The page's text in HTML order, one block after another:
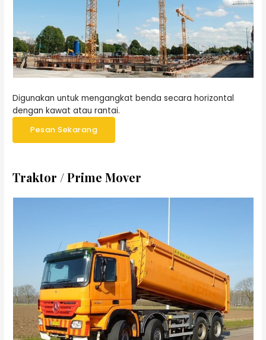
Digunakan untuk mengangkat benda secara horizontal
dengan kawat atau rantai.
Pesan Sekarang
Traktor / Prime Mover